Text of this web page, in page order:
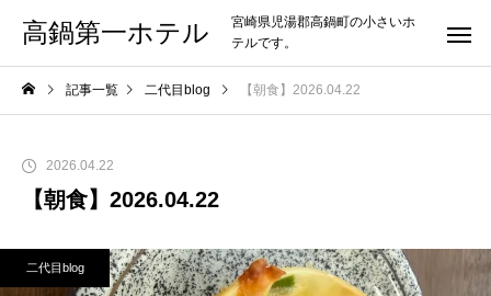
高鍋第一ホテル
宮崎県児湯郡高鍋町の小さいホ
テルです。
記事一覧 二代目blog 【朝食】2026.04.22
2026.04.22
【朝食】2026.04.22
二代目blog